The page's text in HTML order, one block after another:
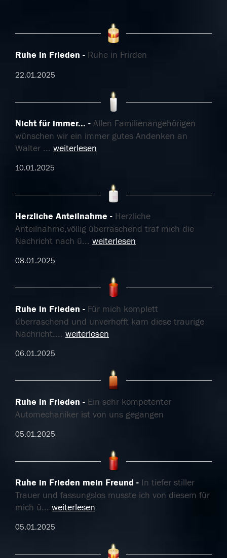
Ruhe in Frieden Ruhe in Frirden
22.01.2025
Nicht für immer...
Allen Familienangehörigen
wünschen wir ein immer gutes Andenken an
Walter ... weiterlesen
10.01.2025
Herzliche Anteilnahme
Herzliche
Anteilnahme,völlig überraschend traf mich die
Nachricht nach ü... weiterlesen
08.01.2025
Ruhe in Frieden
Für mich komplett
überraschend und unverhofft kam diese traurige
Nachricht.... weiterlesen
06.01.2025
Ruhe in Frieden
Ein sehr kompetenter
Automechaniker ist von uns gegangen
05.01.2025
Ruhe in Frieden mein Freund
In tiefer stiller
Trauer und fassungslos musste ich von diesem für
mich ü... weiterlesen
05.01.2025